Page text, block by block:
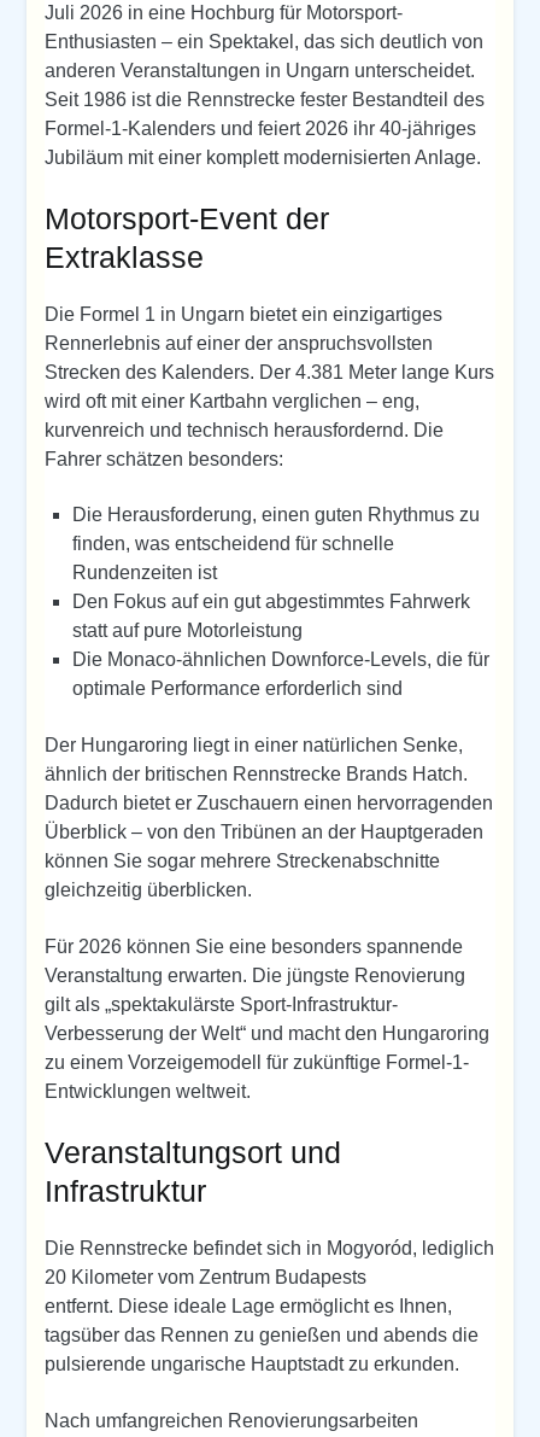
Juli 2026 in eine Hochburg für Motorsport-
Enthusiasten – ein Spektakel, das sich deutlich von
anderen Veranstaltungen in Ungarn unterscheidet.
Seit 1986 ist die Rennstrecke fester Bestandteil des
Formel-1-Kalenders und feiert 2026 ihr 40-jähriges
Jubiläum mit einer komplett modernisierten Anlage.
Motorsport-Event der
Extraklasse
Die Formel 1 in Ungarn bietet ein einzigartiges
Rennerlebnis auf einer der anspruchsvollsten
Strecken des Kalenders. Der 4.381 Meter lange Kurs
wird oft mit einer Kartbahn verglichen – eng,
kurvenreich und technisch herausfordernd. Die
Fahrer schätzen besonders:
Die Herausforderung, einen guten Rhythmus zu
finden, was entscheidend für schnelle
Rundenzeiten ist
Den Fokus auf ein gut abgestimmtes Fahrwerk
statt auf pure Motorleistung
Die Monaco-ähnlichen Downforce-Levels, die für
optimale Performance erforderlich sind
Der Hungaroring liegt in einer natürlichen Senke,
ähnlich der britischen Rennstrecke Brands Hatch.
Dadurch bietet er Zuschauern einen hervorragenden
Überblick – von den Tribünen an der Hauptgeraden
können Sie sogar mehrere Streckenabschnitte
gleichzeitig überblicken.
Für 2026 können Sie eine besonders spannende
Veranstaltung erwarten. Die jüngste Renovierung
gilt als „spektakulärste Sport-Infrastruktur-
Verbesserung der Welt“ und macht den Hungaroring
zu einem Vorzeigemodell für zukünftige Formel-1-
Entwicklungen weltweit.
Veranstaltungsort und
Infrastruktur
Die Rennstrecke befindet sich in Mogyoród, lediglich
20 Kilometer vom Zentrum Budapests
entfernt. Diese ideale Lage ermöglicht es Ihnen,
tagsüber das Rennen zu genießen und abends die
pulsierende ungarische Hauptstadt zu erkunden.
Nach umfangreichen Renovierungsarbeiten